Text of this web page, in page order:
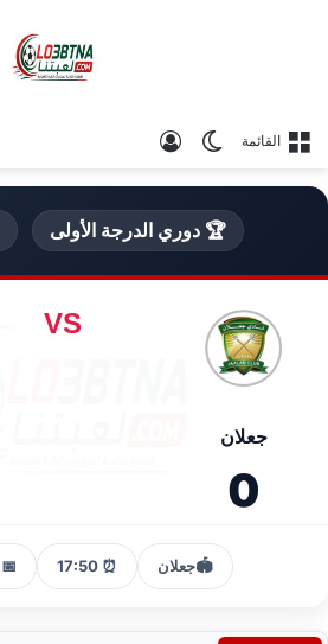
القائمة الوضع المظلم
🏆 دوري الدرجة الأولى
جعلان
0
VS
🏟️جعلان ⏰ 17:50
📅 2017-12-01